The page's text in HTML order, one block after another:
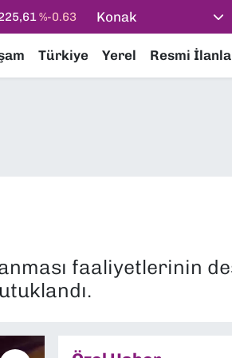
%0.16
%0.07
Konak
Türkiye Yerel Resmi
faaliyetlerinin